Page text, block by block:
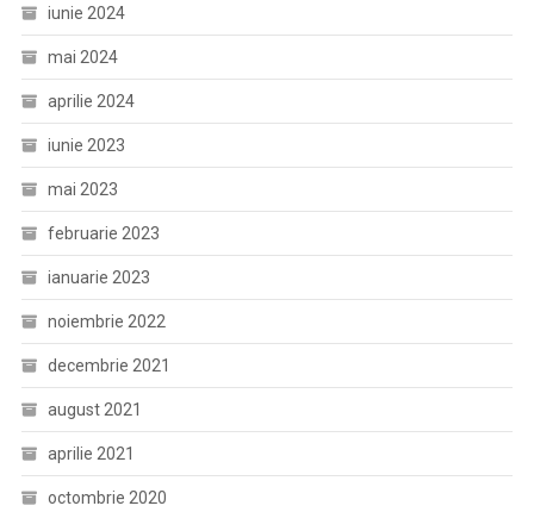
iunie 2024
mai 2024
aprilie 2024
iunie 2023
mai 2023
februarie 2023
ianuarie 2023
noiembrie 2022
decembrie 2021
august 2021
aprilie 2021
octombrie 2020